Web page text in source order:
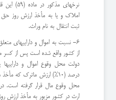
نرخهای
املاک و یا به مأخذ ارزش روز حق
ثبت انتقال به نام وراث.
۶- نسبت به اموال و داراییهای
از کشور واقع شده است پس از کسر
دولت محل وقوع اموال و
درصد (10%) ارزش ماترک که
محل وقوع مال قرار گرفته است.
ارث در کشور مزبور به مأخذ ارزش